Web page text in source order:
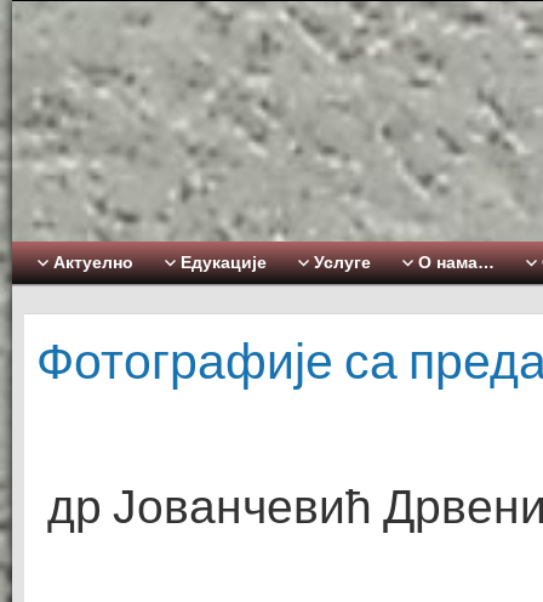
Актуелно Едукације Услуге О нама…
Фотографије са
др Јованчевић